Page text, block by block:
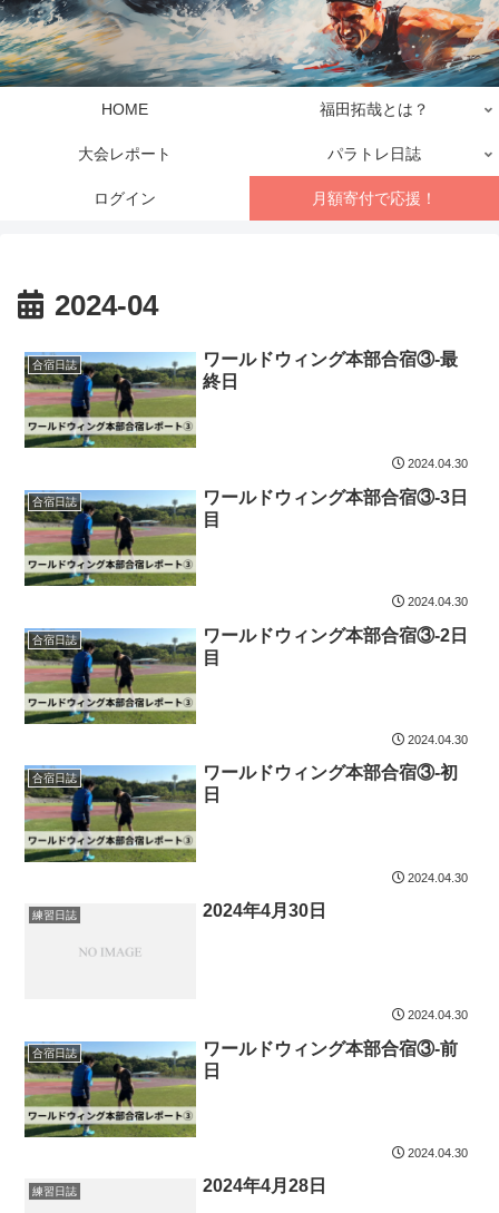
HOME 福田拓哉とは？
大会レポート パラトレ日誌
ログイン 月額寄付で応援！
2024-04
合宿日誌
ワールドウィング本部合宿③-最
終日
2024.04.30
合宿日誌
ワールドウィング本部合宿③-3日
目
2024.04.30
合宿日誌
ワールドウィング本部合宿③-2日
目
2024.04.30
合宿日誌
ワールドウィング本部合宿③-初
日
2024.04.30
練習日誌 2024年4月30日
2024.04.30
合宿日誌
ワールドウィング本部合宿③-前
日
2024.04.30
練習日誌 2024年4月28日